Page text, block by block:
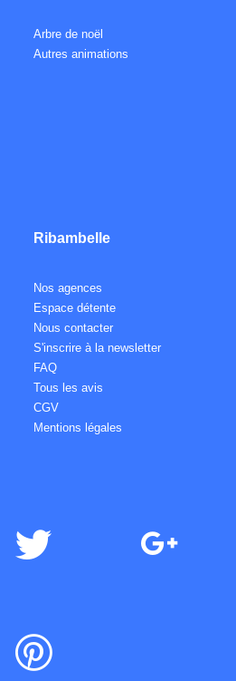
Arbre de noël
Autres animations
Ribambelle
Nos agences
Espace détente
Nous contacter
S'inscrire à la newsletter
FAQ
Tous les avis
CGV
Mentions légales